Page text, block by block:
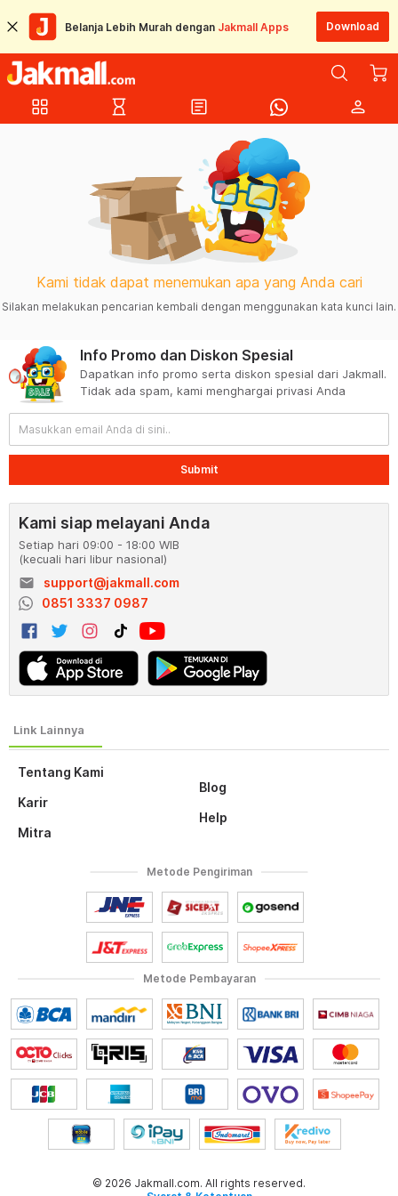
Belanja Lebih Murah dengan Jakmall Apps Download
grid_view hourglass_empty article person
Kami tidak dapat menemukan apa yang Anda cari
Silakan melakukan pencarian kembali dengan menggunakan kata kunci lain.
Tentang Kami
Karir
Mitra
Blog
Help
Info Promo dan Diskon Spesial
Dapatkan info promo serta diskon spesial dari Jakmall.
Tidak ada spam, kami menghargai privasi Anda
Submit
Kami siap melayani Anda
Setiap hari 09:00 - 18:00 WIB
(kecuali hari libur nasional)
email
support@jakmall.com
0851 3337 0987
Metode Pembayaran
Metode Pengiriman
© 2026 Jakmall.com. All rights reserved.